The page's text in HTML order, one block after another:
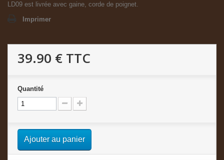
LD09 est livrée avec gaine, corde de poignet.
Imprimer
39.90 € TTC
Quantité
Ajouter au panier